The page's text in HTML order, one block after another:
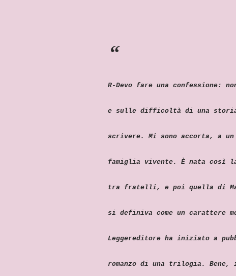
R-Devo fare una confessione:
e sulle difficoltà di una storia
scrivere. Mi sono accorta, a
famiglia vivente. È nata così
tra fratelli, e poi quella di
si definiva come un carattere
Leggereditore ha iniziato a
romanzo di una trilogia.